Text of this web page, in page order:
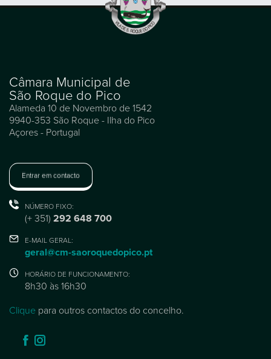
Câmara Municipal de
São Roque do Pico
Alameda 10 de Novembro de 1542
9940-353 São Roque - Ilha do Pico
Açores - Portugal
Entrar em contacto
NÚMERO FIXO:
(+ 351) 292 648 700
E-MAIL GERAL:
geral@cm-saoroquedopico.pt
HORÁRIO DE FUNCIONAMENTO:
8h30 às 16h30
Clique para outros contactos do concelho.